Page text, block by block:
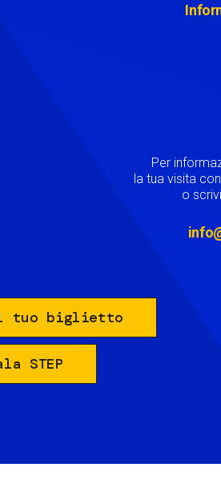
Per
la tua visita
o
tuo biglietto
STEP